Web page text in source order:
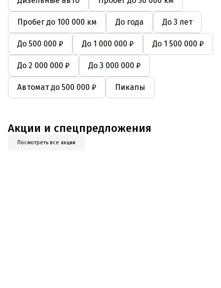
Пробег до 100 000 км До года До 3 лет
До 500 000 ₽ До 1 000 000 ₽ До 1 500 000 ₽
До 2 000 000 ₽ До 3 000 000 ₽
Автомат до 500 000 ₽ Пикапы
Акции и спецпредложения
Посмотреть все акции